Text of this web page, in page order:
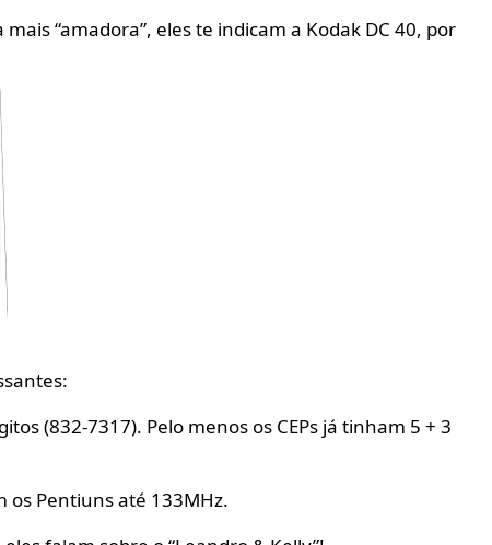
“amadora”, eles te indicam a Kodak DC 40, por
(832-7317). Pelo menos os CEPs já tinham 5 + 3
os Pentiuns até 133MHz.